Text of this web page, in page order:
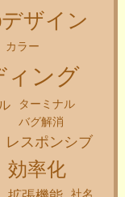
ザイン
カラー
ィング
ターミナル
バグ解消
レスポンシブ
効率化
社名